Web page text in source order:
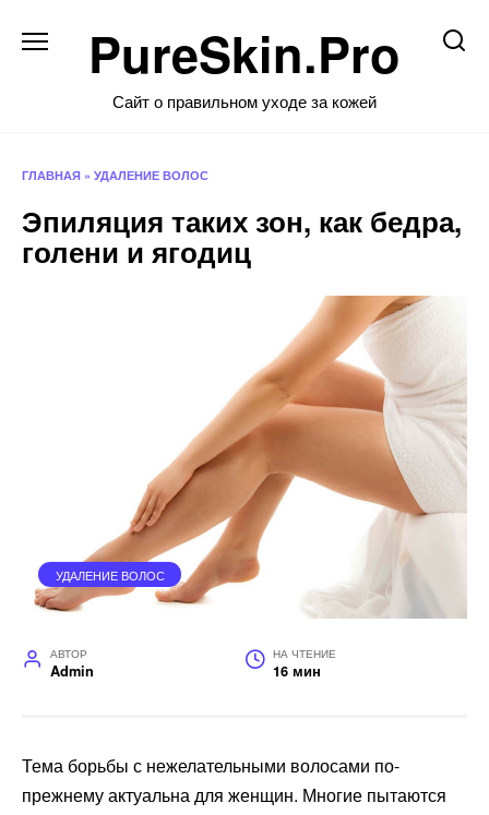
содержаниюPureSkin.Pro
Сайт о правильном уходе за кожей
ГЛАВНАЯ » УДАЛЕНИЕ ВОЛОС
Эпиляция таких зон, как бедра,
голени и ягодиц
УДАЛЕНИЕ ВОЛОС
АВТОР
Admin
НА ЧТЕНИЕ
16 мин
Тема борьбы с нежелательными волосами по-
прежнему актуальна для женщин. Многие пытаются